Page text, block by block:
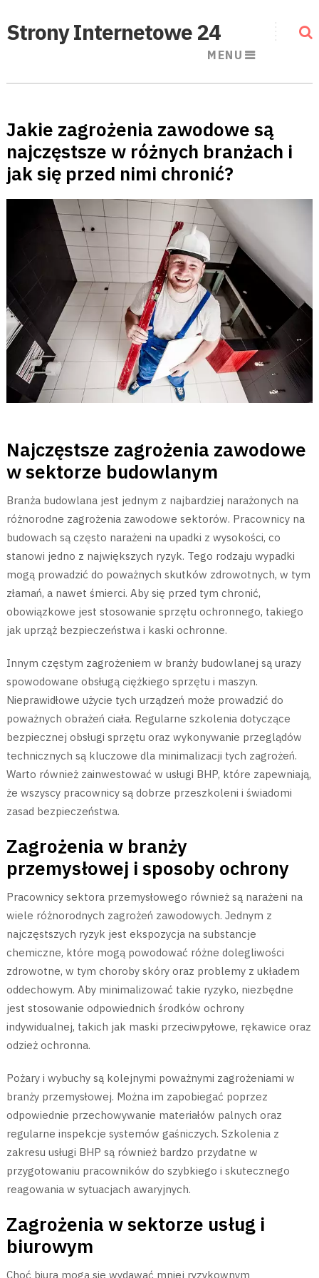
Strony Internetowe 24
MENU
Jakie zagrożenia zawodowe są
najczęstsze w różnych branżach i
jak się przed nimi chronić?
Najczęstsze zagrożenia zawodowe
w sektorze budowlanym
Branża budowlana jest jednym z najbardziej narażonych na
różnorodne zagrożenia zawodowe sektorów. Pracownicy na
budowach są często narażeni na upadki z wysokości, co
stanowi jedno z największych ryzyk. Tego rodzaju wypadki
mogą prowadzić do poważnych skutków zdrowotnych, w tym
złamań, a nawet śmierci. Aby się przed tym chronić,
obowiązkowe jest stosowanie sprzętu ochronnego, takiego
jak uprząż bezpieczeństwa i kaski ochronne.
Innym częstym zagrożeniem w branży budowlanej są urazy
spowodowane obsługą ciężkiego sprzętu i maszyn.
Nieprawidłowe użycie tych urządzeń może prowadzić do
poważnych obrażeń ciała. Regularne szkolenia dotyczące
bezpiecznej obsługi sprzętu oraz wykonywanie przeglądów
technicznych są kluczowe dla minimalizacji tych zagrożeń.
Warto również zainwestować w usługi BHP, które zapewniają,
że wszyscy pracownicy są dobrze przeszkoleni i świadomi
zasad bezpieczeństwa.
Zagrożenia w branży
przemysłowej i sposoby ochrony
Pracownicy sektora przemysłowego również są narażeni na
wiele różnorodnych zagrożeń zawodowych. Jednym z
najczęstszych ryzyk jest ekspozycja na substancje
chemiczne, które mogą powodować różne dolegliwości
zdrowotne, w tym choroby skóry oraz problemy z układem
oddechowym. Aby minimalizować takie ryzyko, niezbędne
jest stosowanie odpowiednich środków ochrony
indywidualnej, takich jak maski przeciwpyłowe, rękawice oraz
odzież ochronna.
Pożary i wybuchy są kolejnymi poważnymi zagrożeniami w
branży przemysłowej. Można im zapobiegać poprzez
odpowiednie przechowywanie materiałów palnych oraz
regularne inspekcje systemów gaśniczych. Szkolenia z
zakresu usługi BHP są również bardzo przydatne w
przygotowaniu pracowników do szybkiego i skutecznego
reagowania w sytuacjach awaryjnych.
Zagrożenia w sektorze usług i
biurowym
Choć biura mogą się wydawać mniej ryzykownym